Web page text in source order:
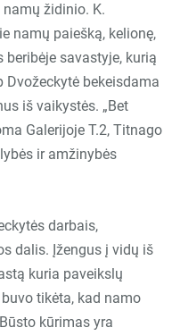
židinio. K.
namų paiešką, kelionę,
savastyje, kurią
bekeisdama
iš vaikystės. „Bet
Galerijoje T.2, Titnago
ir amžinybės
darbais,
dalis. Įžengus į vidų iš
kuria paveikslų
tikėta, kad namo
kūrimas yra